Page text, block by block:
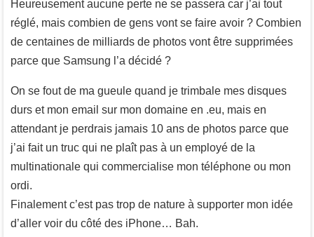
Heureusement aucune perte ne se passera car j’ai tout
réglé, mais combien de gens vont se faire avoir ? Combien
de centaines de milliards de photos vont être supprimées
parce que Samsung l’a décidé ?
On se fout de ma gueule quand je trimbale mes disques
durs et mon email sur mon domaine en .eu, mais en
attendant je perdrais jamais 10 ans de photos parce que
j’ai fait un truc qui ne plaît pas à un employé de la
multinationale qui commercialise mon téléphone ou mon
ordi.
Finalement c’est pas trop de nature à supporter mon idée
d’aller voir du côté des iPhone… Bah.